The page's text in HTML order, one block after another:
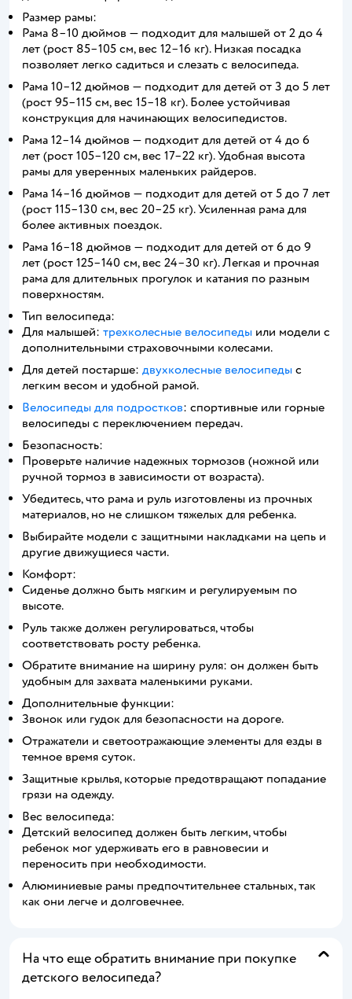
Размер рамы:
Рама 8–10 дюймов — подходит для малышей от 2 до 4
лет (рост 85–105 см, вес 12–16 кг). Низкая посадка
позволяет легко садиться и слезать с велосипеда.
Рама 10–12 дюймов — подходит для детей от 3 до 5 лет
(рост 95–115 см, вес 15–18 кг). Более устойчивая
конструкция для начинающих велосипедистов.
Рама 12–14 дюймов — подходит для детей от 4 до 6
лет (рост 105–120 см, вес 17–22 кг). Удобная высота
рамы для уверенных маленьких райдеров.
Рама 14–16 дюймов — подходит для детей от 5 до 7 лет
(рост 115–130 см, вес 20–25 кг). Усиленная рама для
более активных поездок.
Рама 16–18 дюймов — подходит для детей от 6 до 9
лет (рост 125–140 см, вес 24–30 кг). Легкая и прочная
рама для длительных прогулок и катания по разным
поверхностям.
Тип велосипеда:
Для малышей: трехколесные велосипеды или модели с
дополнительными страховочными колесами.
Для детей постарше: двухколесные велосипеды с
легким весом и удобной рамой.
Велосипеды для подростков: спортивные или горные
велосипеды с переключением передач.
Безопасность:
Проверьте наличие надежных тормозов (ножной или
ручной тормоз в зависимости от возраста).
Убедитесь, что рама и руль изготовлены из прочных
материалов, но не слишком тяжелых для ребенка.
Выбирайте модели с защитными накладками на цепь и
другие движущиеся части.
Комфорт:
Сиденье должно быть мягким и регулируемым по
высоте.
Руль также должен регулироваться, чтобы
соответствовать росту ребенка.
Обратите внимание на ширину руля: он должен быть
удобным для захвата маленькими руками.
Дополнительные функции:
Звонок или гудок для безопасности на дороге.
Отражатели и светоотражающие элементы для езды в
темное время суток.
Защитные крылья, которые предотвращают попадание
грязи на одежду.
Вес велосипеда:
Детский велосипед должен быть легким, чтобы
ребенок мог удерживать его в равновесии и
переносить при необходимости.
Алюминиевые рамы предпочтительнее стальных, так
как они легче и долговечнее.
На что еще обратить внимание при покупке
детского велосипеда?